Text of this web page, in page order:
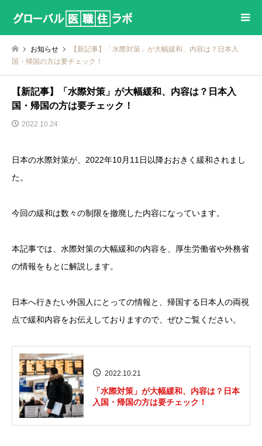
お知らせ
【新記事】「水際対策」が大幅緩和、内容は？日本入
国・帰国の方は要チェック！
【新記事】「水際対策」が大幅緩和、内容は？日本入
国・帰国の方は要チェック！
2022.10.24
日本の水際対策が、2022年10月11日以降おおきく緩和されまし
た。
今回の緩和は数々の制限を撤廃した内容になっています。
本記事では、水際対策の大幅緩和の内容を、厚生労働省や外務省
の情報をもとに解説します。
日本へ行きたい外国人にとっての情報と、帰国する日本人の両視
点で緩和内容をお伝えしておりますので、ぜひご覧ください。
2022.10.21
「水際対策」が大幅緩和、内容は？日本
入国・帰国の方は要チェック！